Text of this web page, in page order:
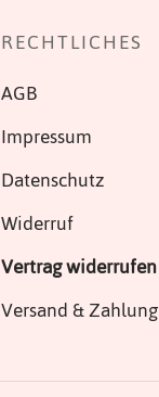
RECHTLICHES
AGB
Impressum
Datenschutz
Widerruf
Vertrag widerrufen
Versand & Zahlung